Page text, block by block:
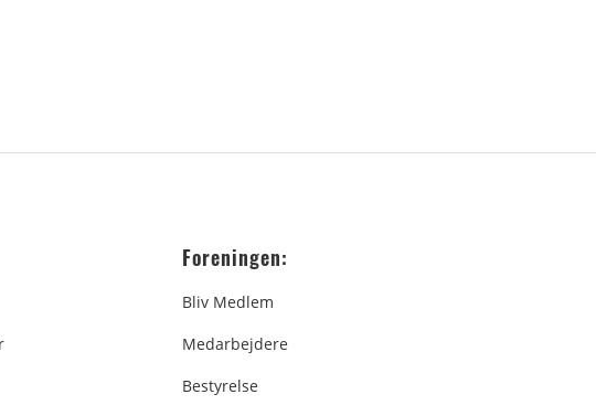
Foreningen:
Bliv Medlem
Medarbejdere
Bestyrelse